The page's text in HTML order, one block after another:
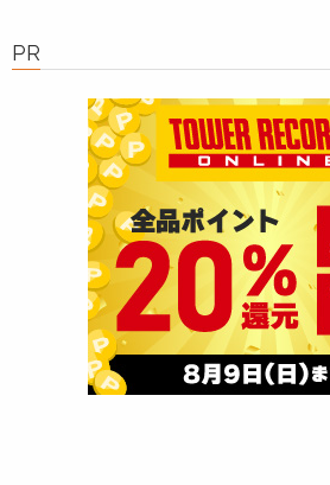
PR